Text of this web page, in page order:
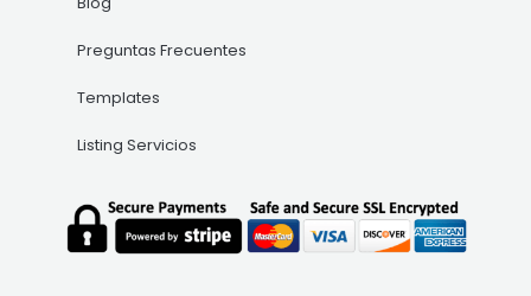
Preguntas Frecuentes
Templates
Listing Servicios